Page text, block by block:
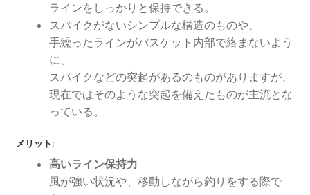
ラインをしっかりと保持できる。
スパイクがないシンプルな構造のものや、
手繰ったラインがバスケット内部で絡まないよう
に、
スパイクなどの突起があるのものがありますが、
現在ではそのような突起を備えたものが主流とな
っている。
メリット:
高いライン保持力
風が強い状況や、移動しながら釣りをする際で